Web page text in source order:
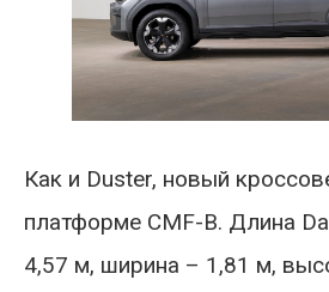
Как и Duster, новый
платформе CMF-B. Длина
4,57 м, ширина – 1,81 м,